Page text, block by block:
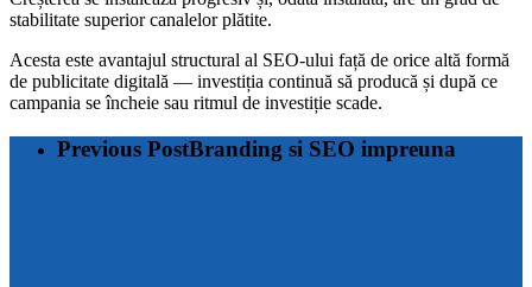
stabilitate superior canalelor plătite.
Acesta este avantajul structural al SEO-ului față de orice altă formă
de publicitate digitală — investiția continuă să producă și după ce
campania se încheie sau ritmul de investiție scade.
Previous PostBranding si SEO impreuna